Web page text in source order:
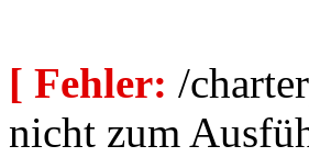
[ Fehler: /
nicht zum